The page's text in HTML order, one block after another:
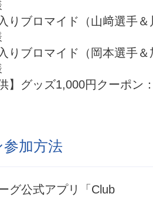
りブロマイド（山﨑選手＆
りブロマイド（岡本選手＆
】グッズ1,000円クーポン
加方法
グ公式アプリ「Club